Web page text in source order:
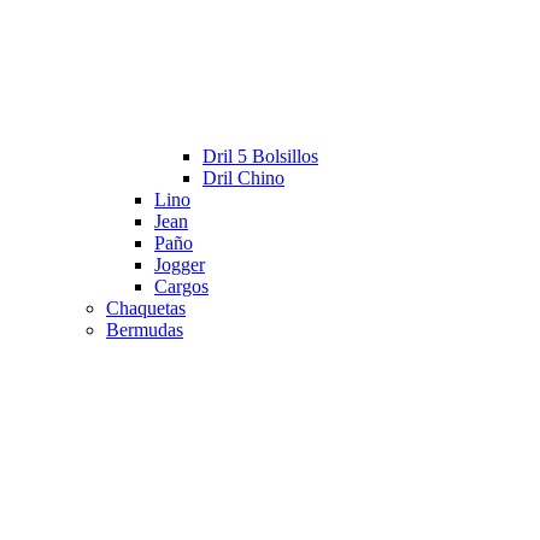
Dril 5 Bolsillos
Dril Chino
Lino
Jean
Paño
Jogger
Cargos
Chaquetas
Bermudas